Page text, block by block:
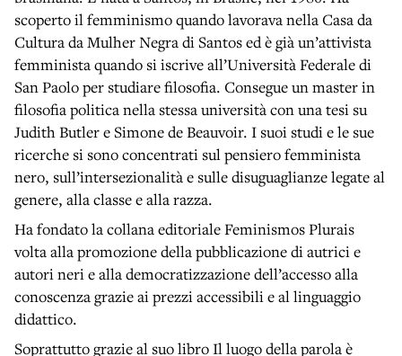
scoperto il femminismo quando lavorava nella Casa da
Cultura da Mulher Negra di Santos ed è già un’attivista
femminista quando si iscrive all’Università Federale di
San Paolo per studiare filosofia. Consegue un master in
filosofia politica nella stessa università con una tesi su
Judith Butler e Simone de Beauvoir. I suoi studi e le sue
ricerche si sono concentrati sul pensiero femminista
nero, sull’intersezionalità e sulle disuguaglianze legate al
genere, alla classe e alla razza.
Ha fondato la collana editoriale Feminismos Plurais
volta alla promozione della pubblicazione di autrici e
autori neri e alla democratizzazione dell’accesso alla
conoscenza grazie ai prezzi accessibili e al linguaggio
didattico.
Soprattutto grazie al suo libro Il luogo della parola è